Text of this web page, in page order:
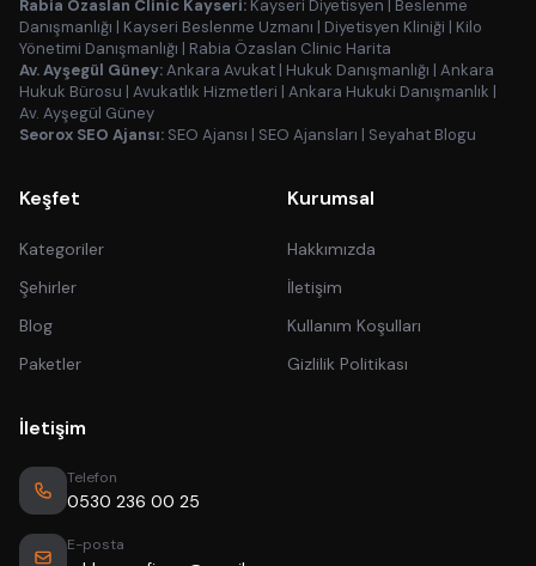
Rabia Özaslan Clinic Kayseri: Kayseri Diyetisyen | Beslenme
Danışmanlığı | Kayseri Beslenme Uzmanı | Diyetisyen Kliniği | Kilo
Yönetimi Danışmanlığı | Rabia Özaslan Clinic Harita
Av. Ayşegül Güney:Ankara Avukat | Hukuk Danışmanlığı | Ankara
Hukuk Bürosu | Avukatlık Hizmetleri | Ankara Hukuki Danışmanlık |
Av. Ayşegül Güney
Seorox SEO Ajansı: SEO Ajansı | SEO Ajansları | Seyahat Blogu
Keşfet
Kategoriler
Şehirler
Blog
Paketler
Kurumsal
Hakkımızda
İletişim
Kullanım Koşulları
Gizlilik Politikası
İletişim
Telefon
0530 236 00 25
E-posta